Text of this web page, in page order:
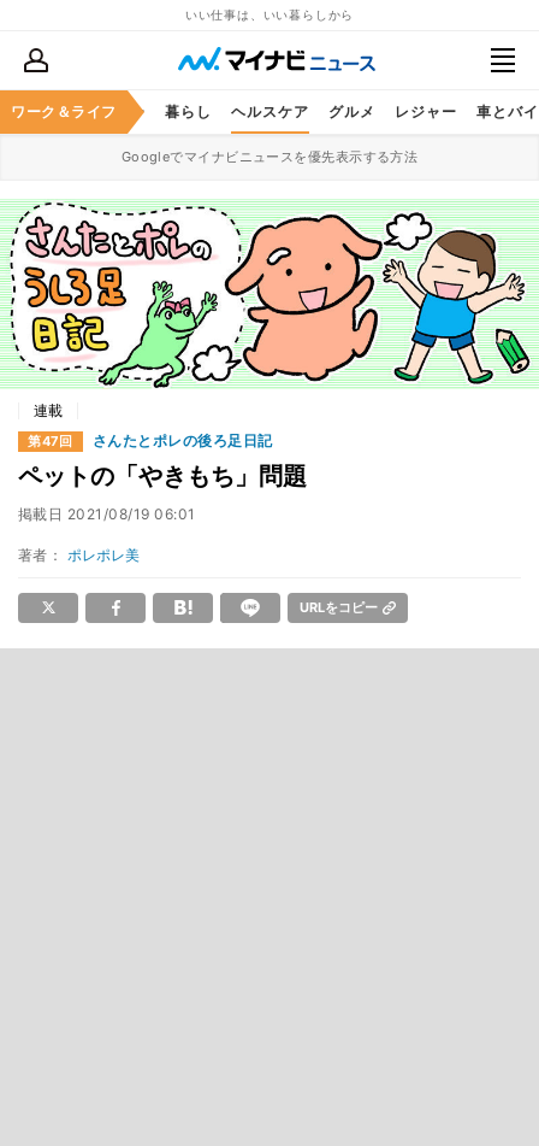
いい仕事は、いい暮らしから
ワーク＆ライフ
ススキル マネー 暮らし ヘルスケア グルメ レジャー 車とバ
Googleでマイナビニュースを優先表示する方法
連載
第47回 さんたとポレの後ろ足日記
ペットの「やきもち」問題
掲載日 2021/08/19 06:01
著者： ポレポレ美
URLをコピー